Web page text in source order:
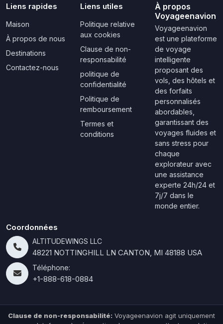
Liens rapides
Maison
À propos de nous
Destinations
Contactez-nous
Liens utiles
Politique relative
aux cookies
Clause de non-
responsabilité
politique de
confidentialité
Politique de
remboursement
Termes et
conditions
À propos
Voyageenavion
Voyageenavion
est une plateforme
de voyage
intelligente
proposant des
vols, des hôtels et
des forfaits
personnalisés
abordables,
garantissant des
voyages fluides et
sans stress pour
chaque
explorateur avec
une assistance
experte 24h/24 et
7j/7 dans le
monde entier.
Coordonnées
ALTITUDEWINGS LLC
48221 NOTTINGHILL LN CANTON, MI 48188 USA
Téléphone:
+1-888-618-0884
Clause de non-responsabilité: Voyageenavion agit uniquement